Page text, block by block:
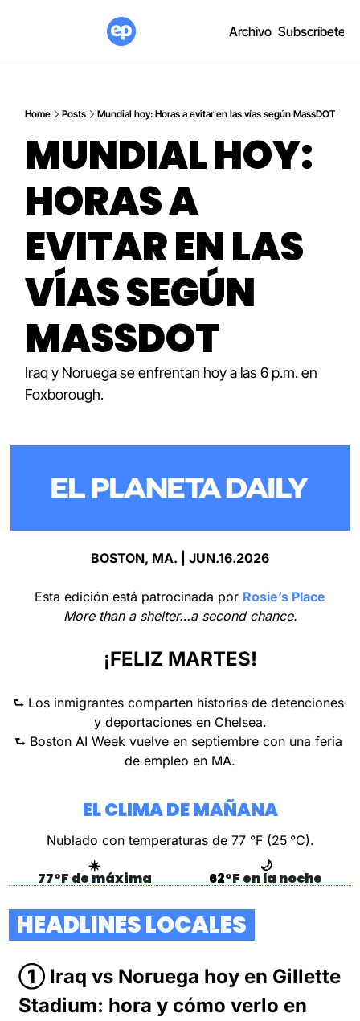
Archivo Subscríbete
Home Posts Mundial hoy: Horas a evitar en las vías según MassDOT
MUNDIAL HOY:
HORAS A
EVITAR EN LAS
VÍAS SEGÚN
MASSDOT
Iraq y Noruega se enfrentan hoy a las 6 p.m. en
Foxborough.
BOSTON, MA. | JUN.16.2026
Esta edición está patrocinada por Rosie’s Place
More than a shelter…a second chance.
¡FELIZ MARTES!
⮑ Los inmigrantes comparten historias de detenciones
y deportaciones en Chelsea.
⮑ Boston AI Week vuelve en septiembre con una feria
de empleo en MA.
EL CLIMA DE MAÑANA
Nublado con temperaturas de 77 °F (25 °C).
☀️
77°F de máxima
🌙
62°F en la noche
  HEADLINES LOCALES
① Iraq vs Noruega hoy en Gillette
Stadium: hora y cómo verlo en